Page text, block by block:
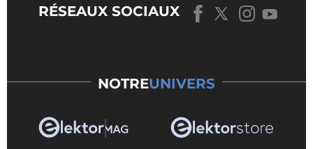
RÉSEAUX SOCIAUX
NOTREUNIVERS